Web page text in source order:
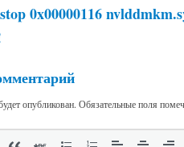
stop 0x00000116
опубликован. Обязательные поля